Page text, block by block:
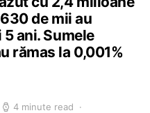
de mii au
ani. Sumele
rămas la 0,001%
4 minute read